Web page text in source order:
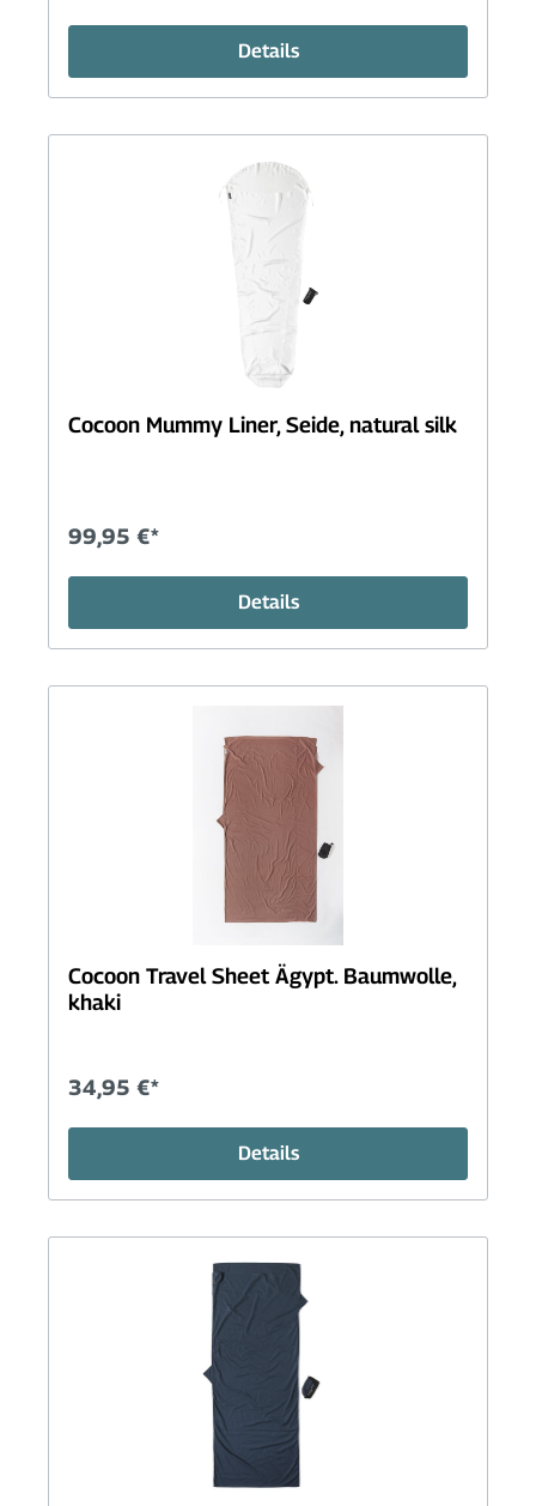
Details
Cocoon Mummy Liner, Seide, natural silk
99,95 €*
Details
Cocoon Travel Sheet Ägypt. Baumwolle,
khaki
34,95 €*
Details